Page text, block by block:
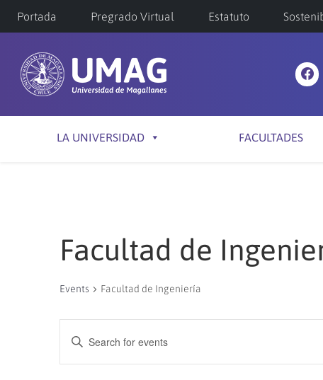
Portada Pregrado Virtual Estatuto
LA UNIVERSIDAD FACULTADES
Facultad de
Events Facultad de Ingeniería
Events
Search
Enter